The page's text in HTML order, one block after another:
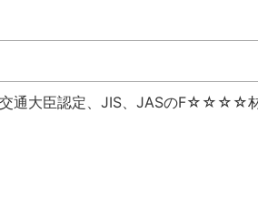
交通大臣認定、JIS、JASのF☆☆☆☆